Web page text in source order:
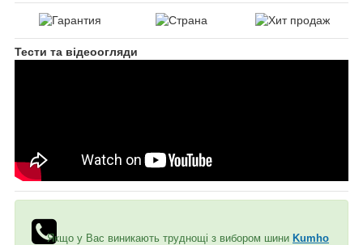
Тести та відеоогляди
Якщо у Вас виникають труднощі з вибором шини Kumho